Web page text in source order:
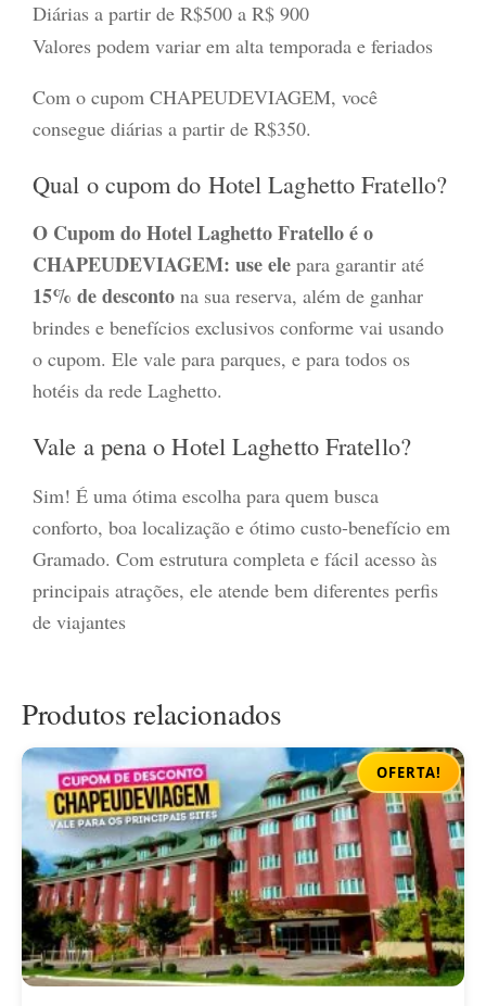
Diárias a partir de R$500 a R$ 900
Valores podem variar em alta temporada e feriados
Com o cupom CHAPEUDEVIAGEM, você
consegue diárias a partir de R$350.
Qual o cupom do Hotel Laghetto Fratello?
O Cupom do Hotel Laghetto Fratello é o
CHAPEUDEVIAGEM: use ele para garantir até
15% de desconto na sua reserva, além de ganhar
brindes e benefícios exclusivos conforme vai usando
o cupom. Ele vale para parques, e para todos os
hotéis da rede Laghetto.
Vale a pena o Hotel Laghetto Fratello?
Sim! É uma ótima escolha para quem busca
conforto, boa localização e ótimo custo-benefício em
Gramado. Com estrutura completa e fácil acesso às
principais atrações, ele atende bem diferentes perfis
de viajantes
Produtos relacionados
OFERTA!